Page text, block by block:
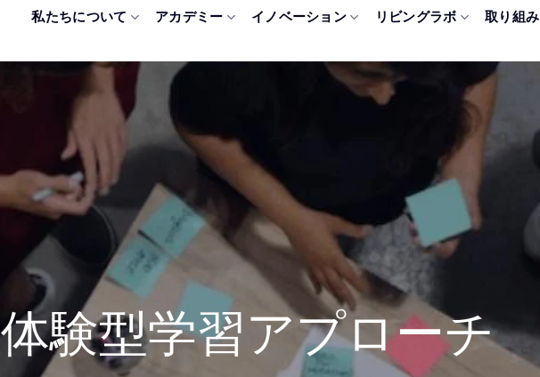
私たちについて アカデミー イノベーション リビングラボ 取り組み
体験型学習アプローチ